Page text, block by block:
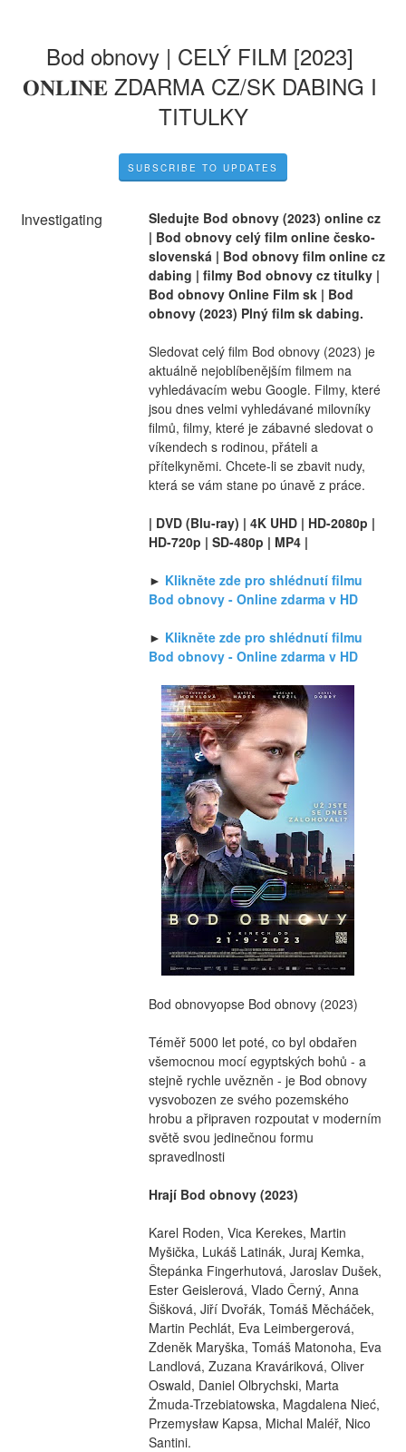
Bod obnovy | CELÝ FILM [2023]
𝐎𝐍𝐋𝐈𝐍𝐄 ZDARMA CZ/SK DABING I
TITULKY
SUBSCRIBE TO UPDATES
Investigating
Sledujte Bod obnovy (2023) online cz
| Bod obnovy celý film online česko-
slovenská | Bod obnovy film online cz
dabing | filmy Bod obnovy cz titulky |
Bod obnovy Online Film sk | Bod
obnovy (2023) Plný film sk dabing.
Sledovat celý film Bod obnovy (2023) je
aktuálně nejoblíbenějším filmem na
vyhledávacím webu Google. Filmy, které
jsou dnes velmi vyhledávané milovníky
filmů, filmy, které je zábavné sledovat o
víkendech s rodinou, přáteli a
přítelkyněmi. Chcete-li se zbavit nudy,
která se vám stane po únavě z práce.
| DVD (Blu-ray) | 4K UHD | HD-2080p |
HD-720p | SD-480p | MP4 |
► Klikněte zde pro shlédnutí filmu
Bod obnovy - Online zdarma v HD
► Klikněte zde pro shlédnutí filmu
Bod obnovy - Online zdarma v HD
Bod obnovyopse Bod obnovy (2023)
Téměř 5000 let poté, co byl obdařen
všemocnou mocí egyptských bohů - a
stejně rychle uvězněn - je Bod obnovy
vysvobozen ze svého pozemského
hrobu a připraven rozpoutat v moderním
světě svou jedinečnou formu
spravedlnosti
Hrají Bod obnovy (2023)
Karel Roden, Vica Kerekes, Martin
Myšička, Lukáš Latinák, Juraj Kemka,
Štepánka Fingerhutová, Jaroslav Dušek,
Ester Geislerová, Vlado Černý, Anna
Šišková, Jiří Dvořák, Tomáš Měcháček,
Martin Pechlát, Eva Leimbergerová,
Zdeněk Maryška, Tomáš Matonoha, Eva
Landlová, Zuzana Kraváriková, Oliver
Oswald, Daniel Olbrychski, Marta
Żmuda-Trzebiatowska, Magdalena Nieć,
Przemysław Kapsa, Michal Maléř, Nico
Santini.